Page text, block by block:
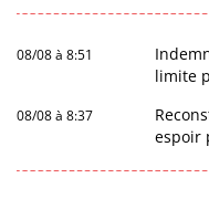
08/08 à 8:51
limite
08/08 à 8:37
espoir